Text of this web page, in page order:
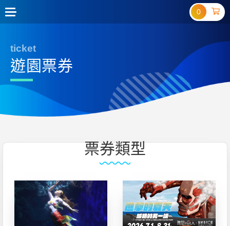
0
ticket
遊園票券
票券類型